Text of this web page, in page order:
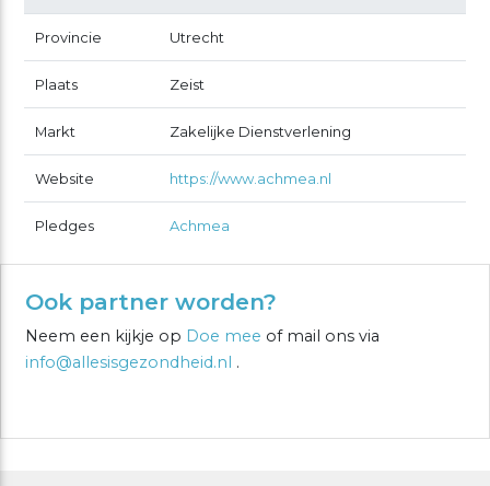
Provincie Utrecht
Plaats Zeist
Markt Zakelijke Dienstverlening
Website https://www.achmea.nl
Pledges Achmea
Ook partner worden?
Neem een kijkje op Doe mee of mail ons via
info@allesisgezondheid.nl .